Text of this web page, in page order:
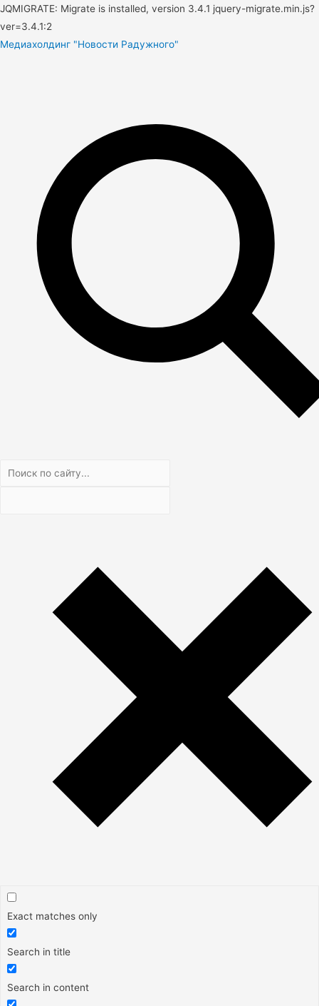
JQMIGRATE: Migrate is installed, version 3.4.1 jquery-migrate.min.js?
ver=3.4.1:2
Медиахолдинг "Новости Радужного"
Exact matches only
Search in title
Search in content